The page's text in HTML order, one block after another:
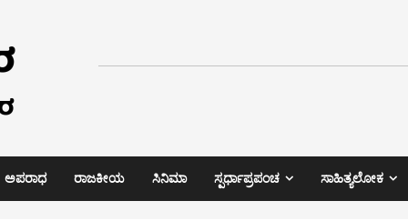
ಅಪರಾಧ ರಾಜಕೀಯ ಸಿನಿಮಾ ಸ್ಪರ್ಧಾಪ್ರಪಂಚ ಸಾಹಿತ್ಯಲೋಕ